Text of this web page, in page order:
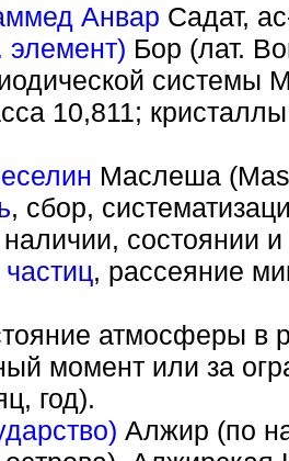
Анвар Садат,
элемент) Бор (лат.
системы
10,811;
Маслеша
, сбор,
состоянии
, рассеяние
атмосферы в
момент или за
год).
Алжир (по